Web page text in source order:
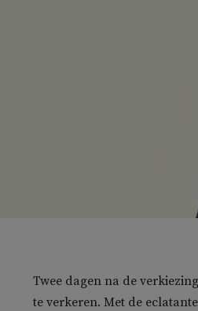
Twee dagen na de
te verkeren. Met de